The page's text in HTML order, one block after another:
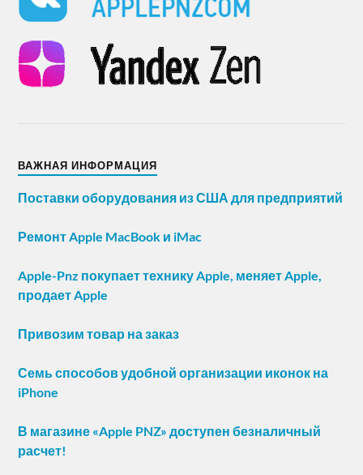
ВАЖНАЯ ИНФОРМАЦИЯ
Поставки оборудования из США для предприятий
Ремонт Apple MacBook и iMac
Apple-Pnz покупает технику Apple, меняет Apple,
продает Apple
Привозим товар на заказ
Семь способов удобной организации иконок на
iPhone
В магазине «Apple PNZ» доступен безналичный
расчет!